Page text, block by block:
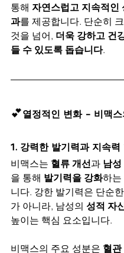
통해 자연스럽고 지속적인
과를 제공합니다. 단순히
것을 넘어, 더욱 강하고 건
들 수 있도록 돕습니다.
💕열정적인 변화 - 비맥
1. 강력한 발기력과 지속력
비맥스는 혈류 개선과 남
을 통해 발기력을 강화하는
니다. 강한 발기력은 단순
가 아니라, 남성의 성적 자
높이는 핵심 요소입니다.
비맥스의 주요 성분은 혈